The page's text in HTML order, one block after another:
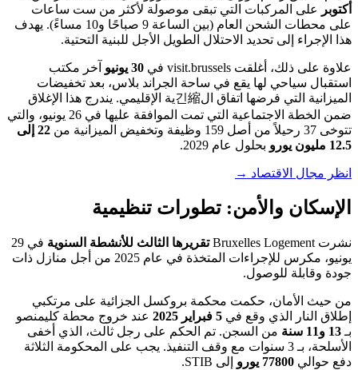
أكتوبر
على المركبات التي تبقى موصولة لأكثر من ست ساعات
على محطات الشحن العام (بين الساعة 9 صباحًا و10 مساءً). يهدف
هذا الإجراء إلى تحديد الاحتلال الطويل الأجل للبنية التحتية.
علاوة على ذلك، أغلقت visit.brussels في 30 يونيو
آخر مكتب
استقبال سياحي لها يقع في ساحة الجراند بلاس، بعد تخفيضات
الميزانية التي فرضها اتفاق ال긴縮ية الإقليمي. يندرج هذا الإغلاق
ضمن الخطة الاجتماعية التي تمت الموافقة عليها في 26 يونيو، والتي
تتوخى 37 رحيلاً من أصل 159 وظيفة وتخفيض الميزانية من
22 إلى
12.5 مليون يورو
بحلول عام 2029.
انظر مجال الاقتصاد →
الإسكان والأمن: تطورات تنظيمية
نشرت Bruxelles Logement تقريرها الثالث للأنشطة السنوية
في 29
يونيو، مكرس للإجراءات المتخذة في عام 2025 من أجل منازل ذات
جودة وقابلة للوصول.
من حيث الأمان، حكمت محكمة بروكسل الجزائية على مرتكبي
إطلاق النار الذي وقع في 5 فبراير 2025
عند خروج محطة كليمنصو
بـ 13 و11 سنة
من السجن. تم الحكم على رجل ثالث، الذي أخفى
الأسلحة، بـ 3 سنوات مع وقف التنفيذ. يجب على المحكومة الثلاثة
دفع حوالي 77800 يورو إلى STIB.